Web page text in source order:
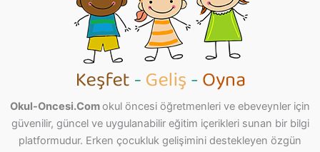
Okul-Oncesi.Comokul öncesi öğretmenleri ve ebeveynler için
güvenilir, güncel ve uygulanabilir eğitim içerikleri sunan bir bilgi
platformudur. Erken çocukluk gelişimini destekleyen özgün